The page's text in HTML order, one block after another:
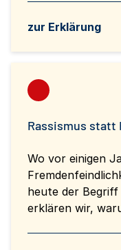
zur Erklärung
Rassismus
Wo vor einigen
heute der Begriff
erklären wir,